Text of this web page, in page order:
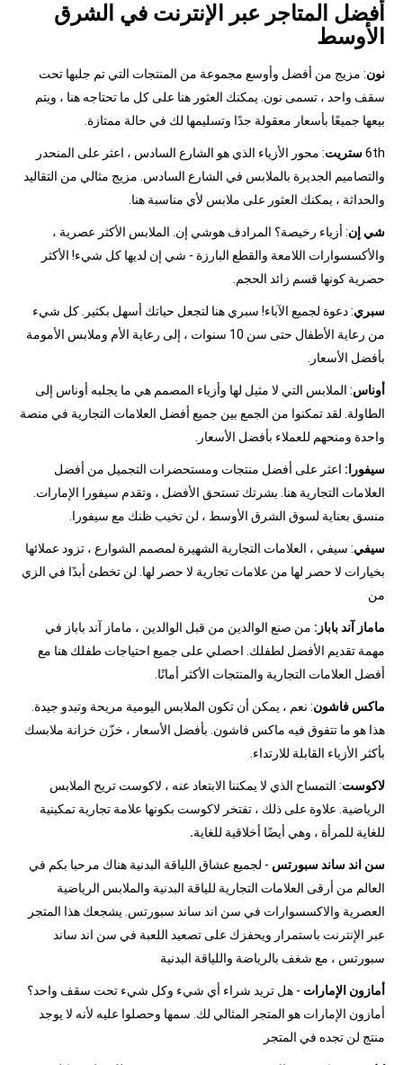
أفضل المتاجر عبر الإنترنت في الشرق
الأوسط
نون: مزيج من أفضل وأوسع مجموعة من المنتجات التي تم جلبها تحت
سقف واحد ، تسمى نون. يمكنك العثور هنا على كل ما تحتاجه هنا ، ويتم
بيعها جميعًا بأسعار معقولة جدًا وتسليمها لك في حالة ممتازة.
6thستريت: محور الأزياء الذي هو الشارع السادس ، اعثر على المنحدر
والتصاميم الجديرة بالملابس في الشارع السادس. مزيج مثالي من التقاليد
والحداثة ، يمكنك العثور على ملابس لأي مناسبة هنا.
شي إن: أزياء رخيصة؟ المرادف هوشي إن. الملابس الأكثر عصرية ،
والأكسسوارات اللامعة والقطع البارزة - شي إن لديها كل شيء! الأكثر
حصرية كونها قسم زائد الحجم.
سبري: دعوة لجميع الآباء! سبري هنا لتجعل حياتك أسهل بكثير. كل شيء
من رعاية الأطفال حتى سن 10 سنوات ، إلى رعاية الأم وملابس الأمومة
بأفضل الأسعار.
أوناس: الملابس التي لا مثيل لها وأزياء المصمم هي ما يجلبه أوناس إلى
الطاولة. لقد تمكنوا من الجمع بين جميع أفضل العلامات التجارية في منصة
واحدة ومنحهم للعملاء بأفضل الأسعار.
سيفورا: اعثر على أفضل منتجات ومستحضرات التجميل من أفضل
العلامات التجارية هنا. بشرتك تستحق الأفضل ، وتقدم سيفورا الإمارات.
منسق بعناية لسوق الشرق الأوسط ، لن تخيب ظنك مع سيفورا.
سيفي: سيفي ، العلامات التجارية الشهيرة لمصمم الشوارع ، تزود عملائها
بخيارات لا حصر لها من علامات تجارية لا حصر لها. لن تخطئ أبدًا في الزي
من
ماماز آند باباز: من صنع الوالدين من قبل الوالدين ، ماماز آند باباز في
مهمة تقديم الأفضل لطفلك. احصلي على جميع احتياجات طفلك هنا مع
أفضل العلامات التجارية والمنتجات الأكثر أمانًا.
ماكس فاشون: نعم ، يمكن أن تكون الملابس اليومية مريحة وتبدو جيدة.
هذا هو ما تتفوق فيه ماكس فاشون. بأفضل الأسعار ، خزّن خزانة ملابسك
بأكثر الأزياء القابلة للارتداء.
لاكوست: التمساح الذي لا يمكننا الابتعاد عنه ، لاكوست تريح الملابس
الرياضية. علاوة على ذلك ، تفتخر لاكوست بكونها علامة تجارية تمكينية
للغاية للمرأة ، وهي أيضًا أخلاقية للغاية.
سن اند ساند سبورتس - لجميع عشاق اللياقة البدنية هناك مرحبا بكم في
العالم من أرقى العلامات التجارية للياقة البدنية والملابس الرياضية
العصرية والاكسسوارات في سن اند ساند سبورتس. يشجعك هذا المتجر
عبر الإنترنت باستمرار ويحفزك على تصعيد اللعبة في سن اند ساند
سبورتس ، مع شغف بالرياضة واللياقة البدنية
أمازون الإمارات - هل تريد شراء أي شيء وكل شيء تحت سقف واحد؟
أمازون الإمارات هو المتجر المثالي لك. سمها وحصلوا عليه لأنه لا يوجد
منتج لن تجده في المتجر